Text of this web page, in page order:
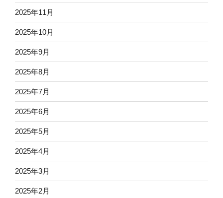
2025年11月
2025年10月
2025年9月
2025年8月
2025年7月
2025年6月
2025年5月
2025年4月
2025年3月
2025年2月